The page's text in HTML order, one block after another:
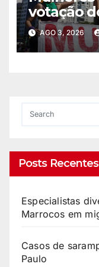
votação
AGO 3, 2026
Posts Recentes
Especialistas
Marrocos em
Casos de
Paulo